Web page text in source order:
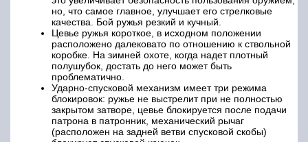
но, что самое главное, улучшает его стрелковые
качества. Бой ружья резкий и кучный.
Цевье ружья короткое, в исходном положении
расположено далековато по отношению к ствольной
коробке. На зимней охоте, когда надет плотный
полушубок, достать до него может быть
проблематично.
Ударно-спусковой механизм имеет три режима
блокировок: ружье не выстрелит при не полностью
закрытом затворе, цевье блокируется после подачи
патрона в патронник, механический рычаг
(расположен на задней ветви спусковой скобы)